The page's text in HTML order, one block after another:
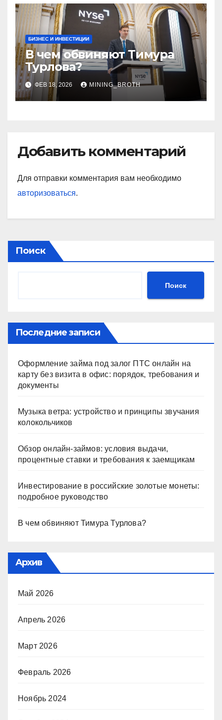
БИЗНЕС И ИНВЕСТИЦИИ
В чем обвиняют Тимура
Турлова?
ФЕВ 18, 2026 MINING_BROTH
Добавить комментарий
Для отправки комментария вам необходимо
авторизоваться.
Поиск
Поиск
Последние записи
Оформление займа под залог ПТС онлайн на
карту без визита в офис: порядок, требования и
документы
Музыка ветра: устройство и принципы звучания
колокольчиков
Обзор онлайн-займов: условия выдачи,
процентные ставки и требования к заемщикам
Инвестирование в российские золотые монеты:
подробное руководство
В чем обвиняют Тимура Турлова?
Архив
Май 2026
Апрель 2026
Март 2026
Февраль 2026
Ноябрь 2024